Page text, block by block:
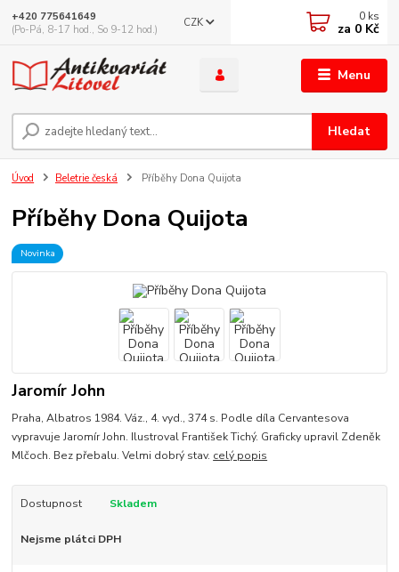
Menu
CZK
Hledat
+420 775641649
(Po-Pá, 8-17 hod., So 9-12 hod.)
0 ks
za 0 Kč
Úvod Beletrie česká Příběhy Dona Quijota
Příběhy Dona Quijota
Novinka
Jaromír John
Praha, Albatros 1984. Váz., 4. vyd., 374 s. Podle díla Cervantesova
vypravuje Jaromír John. Ilustroval František Tichý. Graficky upravil Zdeněk
Mlčoch. Bez přebalu. Velmi dobrý stav. celý popis
Dostupnost Skladem
Nejsme plátci DPH